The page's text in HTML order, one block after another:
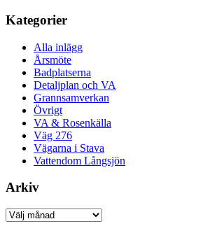
Kategorier
Alla inlägg
Årsmöte
Badplatserna
Detaljplan och VA
Grannsamverkan
Övrigt
VA & Rosenkälla
Väg 276
Vägarna i Stava
Vattendom Långsjön
Arkiv
Arkiv